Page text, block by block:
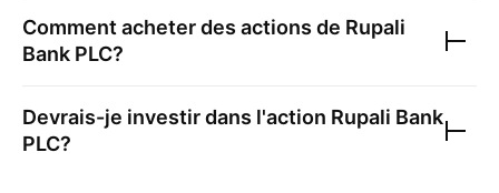
Comment acheter des actions de Rupali
Bank PLC?
Devrais-je investir dans l'action Rupali Bank
PLC?